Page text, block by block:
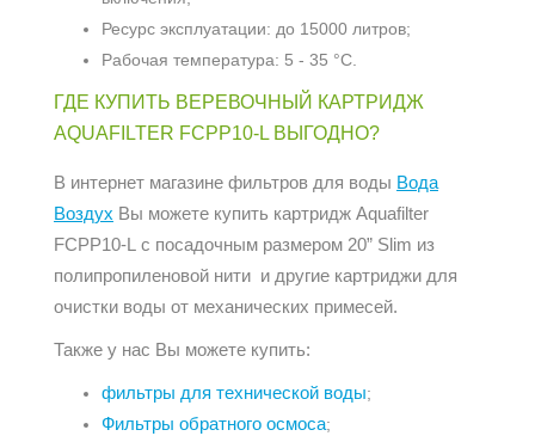
Ресурс эксплуатации: до 15000 литров;
Рабочая температура: 5 - 35 °С.
ГДЕ КУПИТЬ ВЕРЕВОЧНЫЙ КАРТРИДЖ
AQUAFILTER FCPP10-L ВЫГОДНО?
В интернет магазине фильтров для воды Вода
Воздух Вы можете купить картридж Aquafilter
FCPP10-L с посадочным размером 20” Slim из
полипропиленовой нити и другие картриджи для
очистки воды от механических примесей.
Также у нас Вы можете купить:
фильтры для технической воды;
Фильтры обратного осмоса;